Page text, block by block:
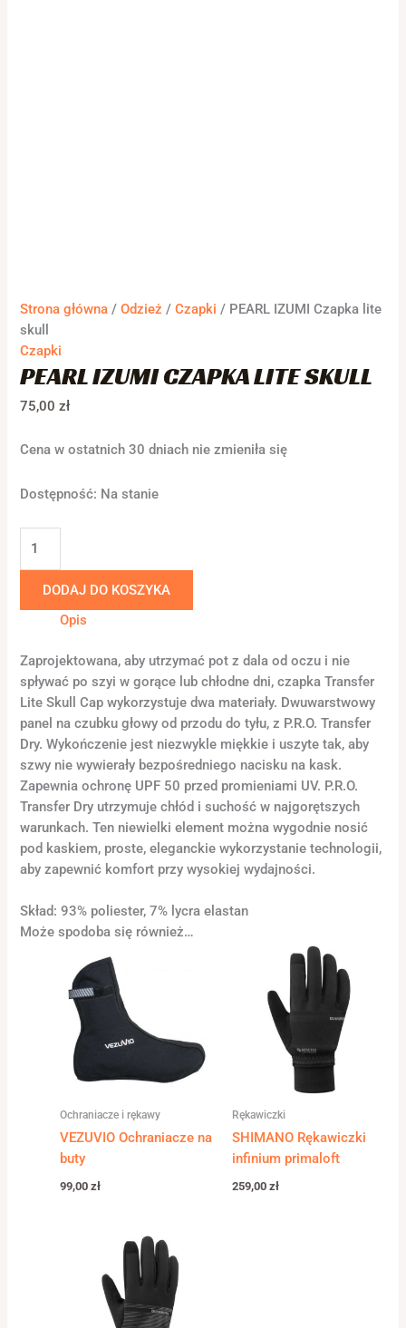
Strona główna /Odzież /Czapki / PEARL IZUMI Czapka lite
skull
Czapki
PEARL IZUMI CZAPKA LITE SKULL
75,00zł
Cena w ostatnich 30 dniach nie zmieniła się
Dostępność: Na stanie
DODAJ DO KOSZYKA
Opis
Zaprojektowana, aby utrzymać pot z dala od oczu i nie
spływać po szyi w gorące lub chłodne dni, czapka Transfer
Lite Skull Cap wykorzystuje dwa materiały. Dwuwarstwowy
panel na czubku głowy od przodu do tyłu, z P.R.O. Transfer
Dry. Wykończenie jest niezwykle miękkie i uszyte tak, aby
szwy nie wywierały bezpośredniego nacisku na kask.
Zapewnia ochronę UPF 50 przed promieniami UV. P.R.O.
Transfer Dry utrzymuje chłód i suchość w najgorętszych
warunkach. Ten niewielki element można wygodnie nosić
pod kaskiem, proste, eleganckie wykorzystanie technologii,
aby zapewnić komfort przy wysokiej wydajności.
Skład: 93% poliester, 7% lycra elastan
Może spodoba się również…
Ochraniacze i rękawy
VEZUVIO Ochraniacze na
buty
99,00zł
Rękawiczki
SHIMANO Rękawiczki
infinium primaloft
259,00 zł